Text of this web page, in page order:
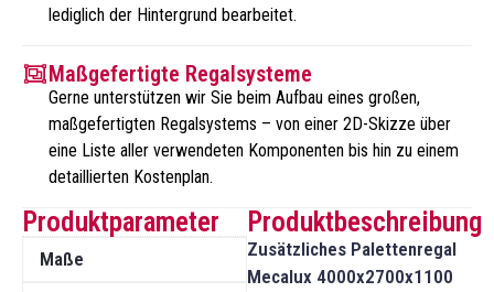
lediglich der Hintergrund bearbeitet.
Maßgefertigte Regalsysteme
Gerne unterstützen wir Sie beim Aufbau eines großen,
maßgefertigten Regalsystems – von einer 2D-Skizze über
eine Liste aller verwendeten Komponenten bis hin zu einem
detaillierten Kostenplan.
Produktparameter
Maße
Produktbeschreibung
Zusätzliches Palettenregal
Mecalux 4000x2700x1100